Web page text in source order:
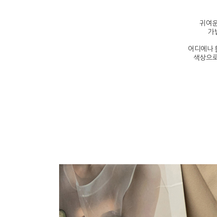
귀여
가
어디에나
색상으